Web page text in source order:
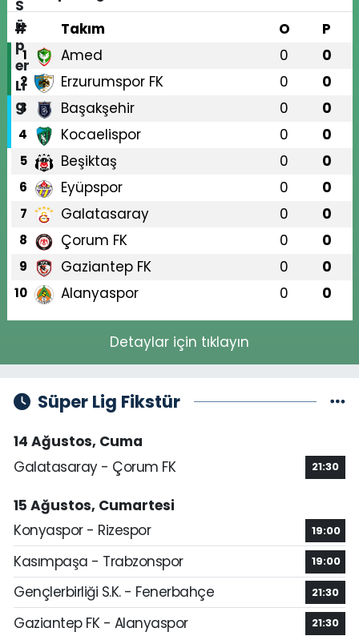
#
Takım O P
1 Amed 0 0
2 Erzurumspor FK 0 0
3 Başakşehir 0 0
4 Kocaelispor 0 0
5 Beşiktaş 0 0
6 Eyüpspor 0 0
7 Galatasaray 0 0
8 Çorum FK 0 0
9 Gaziantep FK 0 0
10 Alanyaspor 0 0
Detaylar için tıklayın
Süper Lig Fikstür
14 Ağustos, Cuma
Galatasaray - Çorum FK
21:30
15 Ağustos, Cumartesi
Konyaspor - Rizespor
19:00
Kasımpaşa - Trabzonspor 19:00
Gençlerbirliği S.K. - Fenerbahçe 21:30
Gaziantep FK - Alanyaspor 21:30